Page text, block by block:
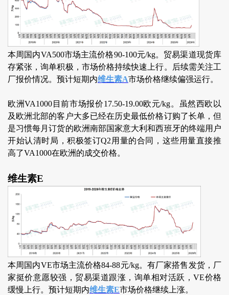
本周国内VA500市场主流价格90-100元/kg。贸易渠道现货库
存紧张，询单积极，市场价格持续快速上行。后续需关注工
厂报价情况。预计短期内维生素A市场价格继续偏强运行。
欧洲VA1000目前市场报价17.50-19.00欧元/kg。虽然西欧以
及欧洲北部的客户大多已经在历史最低价格订购了长单，但
是习惯每月订货的欧洲南部国家意大利和西班牙的终端用户
开始认清时局，积极签订Q2用量的合同，这些用量直接推
高了VA1000在欧洲的成交价格。
维生素E
本周国内VE市场主流价格84-88元/kg。有厂家搭售发货，厂
家挺价意愿较强，贸易渠道跟涨，询单相对活跃，VE价格
缓慢上行。预计短期内维生素E市场价格继续上涨。